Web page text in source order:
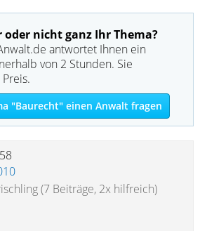
oder nicht ganz Ihr Thema?
antwortet Ihnen ein
von 2 Stunden. Sie
"Baurecht" einen Anwalt fragen
(7 Beiträge, 2x hilfreich)